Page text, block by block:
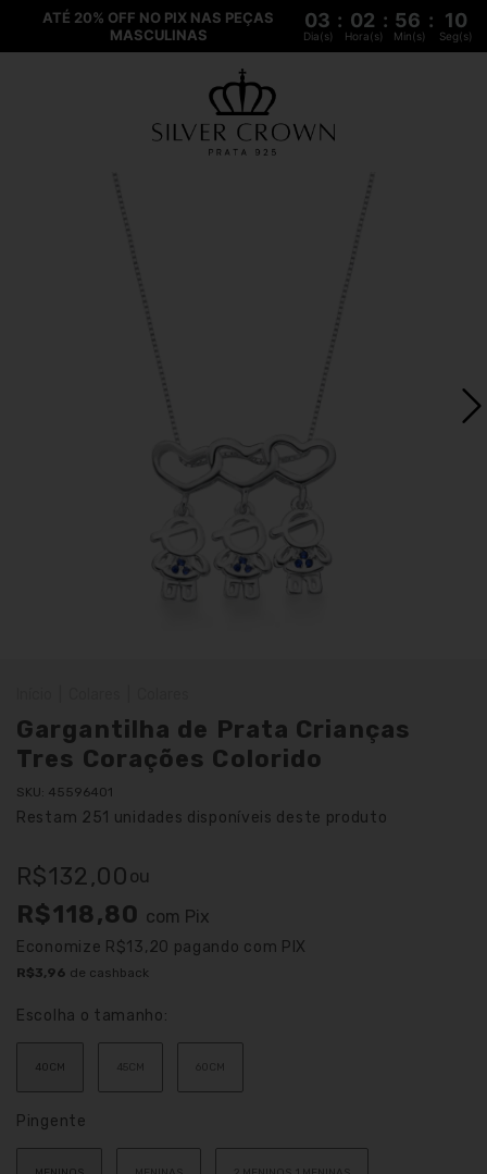
ATÉ 20% OFF NO PIX NAS PEÇAS
MASCULINAS
03 : 02 : 56 : 09
Dia(s) Hora(s) Min(s) Seg(s)
Gargantilha de Prata Crianças
Tres Corações Colorido
SKU: 45596401
Restam 251 unidades disponíveis deste produto
R$132,00 ou
R$118,80 com Pix
Economize R$13,20 pagando com PIX
R$3,96 de cashback
Escolha o tamanho:
40CM 45CM 60CM
Pingente